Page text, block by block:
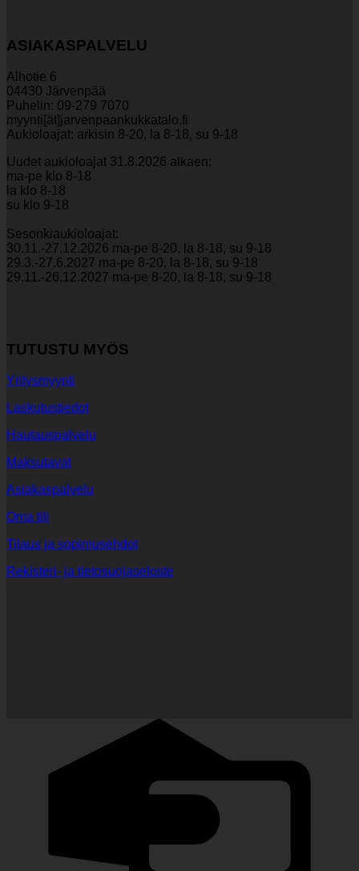
ASIAKASPALVELU
Alhotie 6
04430 Järvenpää
Puhelin: 09-279 7070
myynti[ät]jarvenpaankukkatalo.fi
Aukioloajat: arkisin 8-20, la 8-18, su 9-18
Uudet aukioloajat 31.8.2026 alkaen:
ma-pe klo 8-18
la klo 8-18
su klo 9-18
Sesonkiaukioloajat:
30.11.-27.12.2026 ma-pe 8-20, la 8-18, su 9-18
29.3.-27.6.2027 ma-pe 8-20, la 8-18, su 9-18
29.11.-26.12.2027 ma-pe 8-20, la 8-18, su 9-18
TUTUSTU MYÖS
Yritysmyynti
Laskutustiedot
Hautauspalvelu
Maksutavat
Asiakaspalvelu
Oma tili
Tilaus ja sopimusehdot
Rekisteri- ja tietosuojaseloste